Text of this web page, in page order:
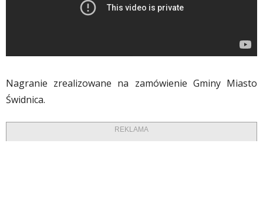
Nagranie zrealizowane na zamówienie Gminy Miasto
Świdnica.
REKLAMA